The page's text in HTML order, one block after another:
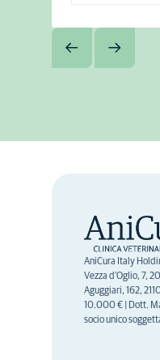
AniCura Italy
Vezza d'Oglio, 7,
Aguggiari, 162,
10.000 € | Dott.
socio unico